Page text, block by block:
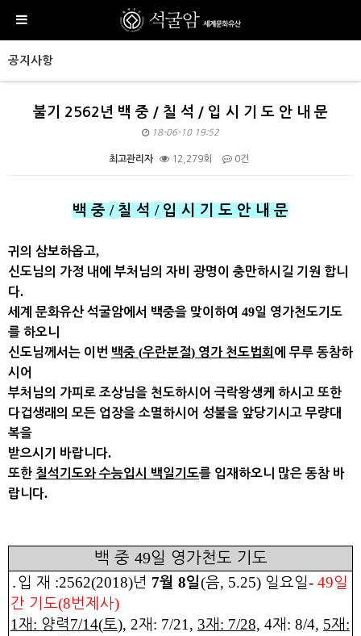
공지사항
불기 2562년 백 중 / 칠 석 / 입 시 기 도 안 내 문
18-06-10 19:52
최고관리자 12,279회 0건
백 중 / 칠 석 / 입 시 기 도 안 내 문
귀의 삼보하옵고,
신도님의 가정 내에 부처님의 자비 광명이 충만하시길 기원 합니
다.
세계 문화유산 석굴암에서 백중을 맞이하여 49일 영가천도기도
를 하오니
신도님께서는 이번 백중 (우란분절) 영가 천도법회 에 무루 동참하
시어
부처님의 가피로 조상님을 천도하시어 극락왕생케 하시고 또한
다겁생래의 모든 업장을 소멸하시어 성불을 앞당기시고 무량대
복을
받으시기 바랍니다.
또한 칠석기도와 수능입시 백일기도를 입재하오니 많은 동참 바
랍니다.
백 중 49일 영가천도 기도
․ 입 재 :2562(2018)년 7월 8일(음, 5.25) 일요일- 49일
간 기도(8번제사)
1 재 : 양력 7/14(토), 2재 : 7/21, 3재 : 7/28, 4재 : 8/4, 5재 :